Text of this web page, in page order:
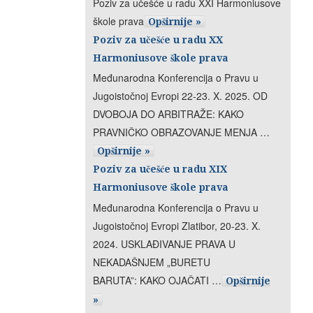
škole prava Opširnije »
Poziv za učešće u radu XX
Harmoniusove škole prava
Međunarodna Konferencija o Pravu u
Jugoistočnoj Evropi 22-23. X. 2025. OD
DVOBOJA DO ARBITRAŽE: KAKO
PRAVNIČKO OBRAZOVANJE MENJA …
Opširnije »
Poziv za učešće u radu XIX
Harmoniusove škole prava
Međunarodna Konferencija o Pravu u
Jugoistočnoj Evropi Zlatibor, 20-23. X.
2024. USKLAĐIVANJE PRAVA U
NEKADAŠNJEM „BURETU
BARUTA”: KAKO OJAČATI … Opširnije
»